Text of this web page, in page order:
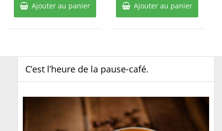
Ajouter au panier Ajouter au panier
C’est l’heure de la pause-café.